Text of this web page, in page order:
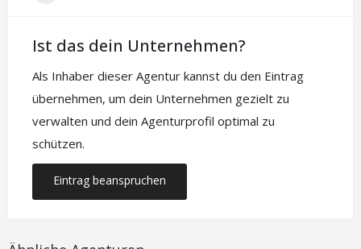
Ist das dein Unternehmen?
Als Inhaber dieser Agentur kannst du den Eintrag
übernehmen, um dein Unternehmen gezielt zu
verwalten und dein Agenturprofil optimal zu
schützen.
Eintrag beanspruchen